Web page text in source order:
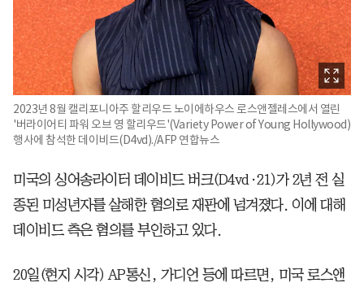
2023년 8월 캘리포니아주 할리우드 노이에하우스 로스앤젤레스에서 열린
'버라이어티 파워 오브 영 할리우드'(Variety Power of Young Hollywood)
행사에 참석한 데이비드(D4vd)./AFP 연합뉴스
미국의 싱어송라이터 데이비드 버크(D4vd·21)가 2년 전 실
종된 미성년자를 살해한 혐의로 재판에 넘겨졌다. 이에 대해
데이비드 측은 혐의를 부인하고 있다.
20일(현지 시각) AP통신, 가디언 등에 따르면, 미국 로스앤